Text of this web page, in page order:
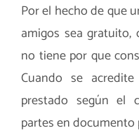
Por el hecho de que
amigos sea gratuito,
no tiene por que
Cuando se
prestado según el
partes en